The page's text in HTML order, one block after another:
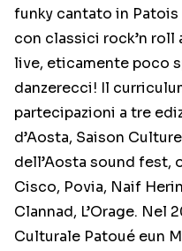
funky cantato in
con classici rock’n roll
live, eticamente poco
danzerecci! Il
partecipazioni a tre
d’Aosta, Saison
dell’Aosta sound fest,
Cisco, Povia, Naif
Clannad, L’Orage. Nel
Culturale Patoué eun